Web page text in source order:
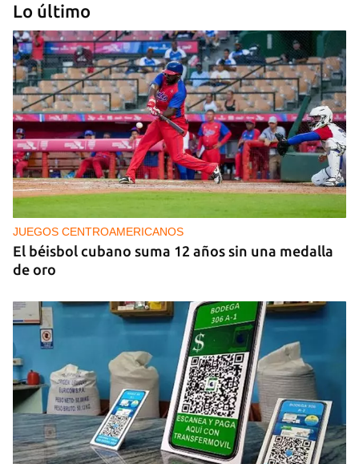
PODCAST
Cafecito informativo del viernes 7 de agosto de
2026
Lo último
JUEGOS CENTROAMERICANOS
El béisbol cubano suma 12 años sin una medalla
de oro